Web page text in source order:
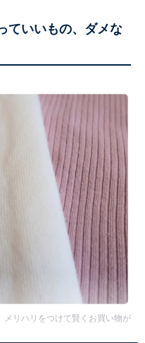
ていいもの、ダメな
メリハリをつけて賢くお買い物が